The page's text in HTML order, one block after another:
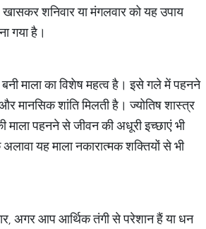
शनिवार या मंगलवार को यह उपाय
गया है।
माला का विशेष महत्व है। इसे गले में पहनने
मानसिक शांति मिलती है। ज्योतिष शास्त्र
माला पहनने से जीवन की अधूरी इच्छाएं भी
यह माला नकारात्मक शक्तियों से भी
अगर आप आर्थिक तंगी से परेशान हैं या धन